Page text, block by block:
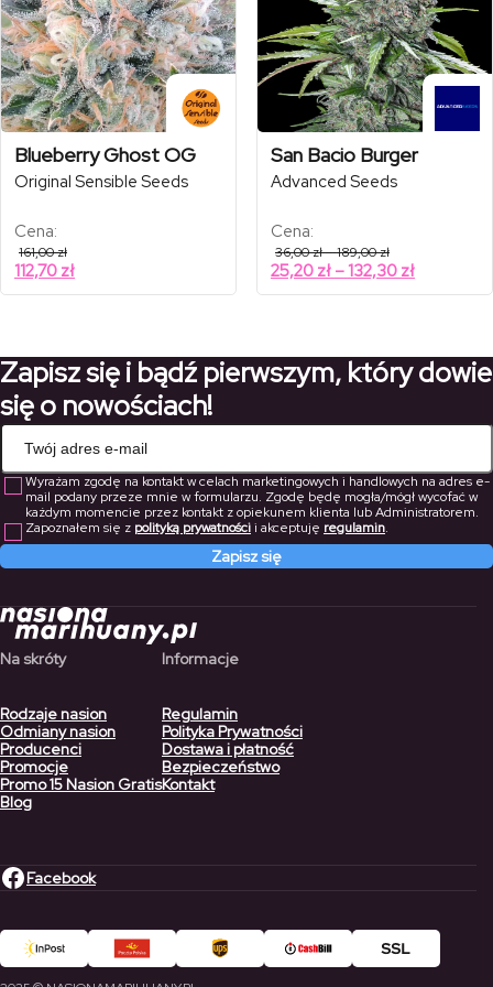
Blueberry Ghost OG
Original Sensible Seeds
Cena:
161,00zł
112,70 zł
San Bacio Burger
Advanced Seeds
Cena:
36,00zł–189,00złZakres
cen:
od
36,00 zł
25,20 zł – 132,30 złZakres
cen:
132,30 zł
Zapisz się i bądź pierwszym, który dowie
się o nowościach!
Wyrażam zgodę na kontakt w celach marketingowych i handlowych na adres e-
mail podany przeze mnie w formularzu. Zgodę będę mogła/mógł wycofać w
każdym momencie przez kontakt z opiekunem klienta lub Administratorem.
Zapoznałem się z polityką prywatnościi akceptuję regulamin.
Zapisz się
Na skróty
Rodzaje nasion
Odmiany nasion
Producenci
Promocje
Promo 15 Nasion Gratis
Blog
Informacje
Regulamin
Polityka Prywatności
Dostawa i płatność
Bezpieczeństwo
Kontakt
Facebook